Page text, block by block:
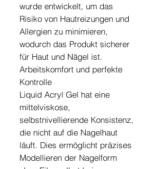
wurde entwickelt, um das
Risiko von Hautreizungen und
Allergien zu minimieren,
wodurch das Produkt sicherer
für Haut und Nägel ist.
Arbeitskomfort und perfekte
Kontrolle
Liquid Acryl Gel hat eine
mittelviskose,
selbstnivellierende Konsistenz,
die nicht auf die Nagelhaut
läuft. Dies ermöglicht präzises
Modellieren der Nagelform